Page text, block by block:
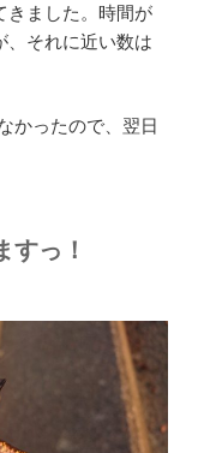
きました。時間が
、それに近い数は
かったので、翌日
すっ！